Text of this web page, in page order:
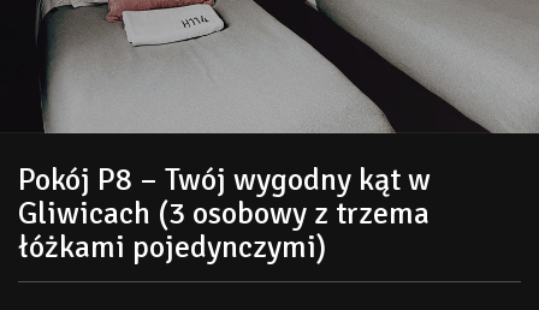
Pokój P8 – Twój wygodny kąt w
Gliwicach (3 osobowy z trzema
łóżkami pojedynczymi)